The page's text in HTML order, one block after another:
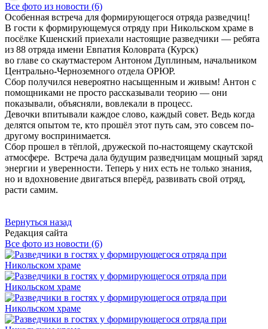
Все фото из новости (6)
Особенная встреча для формирующегося отряда разведчиц!
В гости к формирующемуся отряду при Никольском храме в
посёлке Кшенский приехали настоящие разведчики — ребята
из 88 отряда имени Евпатия Коловрата (Курск)
во главе со скаутмастером Антоном Дуплиным, начальником
Центрально-Черноземного отдела ОРЮР.
Сбор получился невероятно насыщенным и живым! Антон с
помощниками не просто рассказывали теорию — они
показывали, объясняли, вовлекали в процесс.
Девочки впитывали каждое слово, каждый совет. Ведь когда
делятся опытом те, кто прошёл этот путь сам, это совсем по-
другому воспринимается.
Сбор прошел в тёплой, дружеской по-настоящему скаутской
атмосфере. Встреча дала будущим разведчицам мощный заряд
энергии и уверенности. Теперь у них есть не только знания,
но и вдохновение двигаться вперёд, развивать свой отряд,
расти самим.
Вернуться назад
Редакция сайта
Все фото из новости (6)